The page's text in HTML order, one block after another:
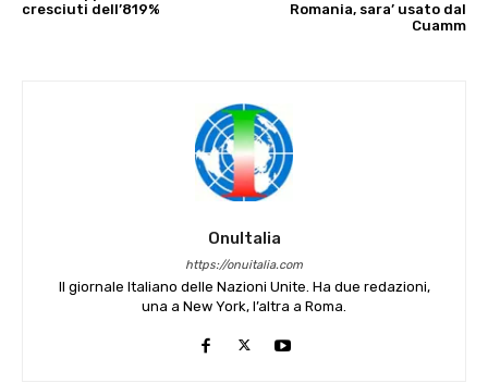
cresciuti dell’819%
Romania, sara’ usato dal
Cuamm
OnuItalia
https://onuitalia.com
Il giornale Italiano delle Nazioni Unite. Ha due redazioni,
una a New York, l’altra a Roma.